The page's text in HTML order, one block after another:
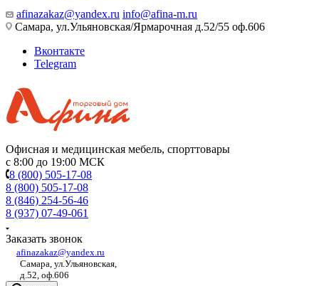
afinazakaz@yandex.ru info@afina-m.ru
Самара, ул.Ульяновская/Ярмарочная д.52/55 оф.606
Вконтакте
Telegram
Офисная и медицинская мебель, спорттовары
с 8:00 до 19:00 МСК
8 (800) 505-17-08
8 (800) 505-17-08
8 (846) 254-56-46
8 (937) 07-49-061
Заказать звонок
afinazakaz@yandex.ru
Самара, ул.Ульяновская,
д.52, оф.606